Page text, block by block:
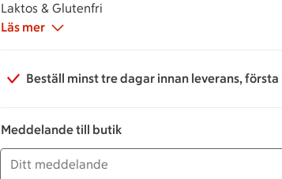
Laktos & Glutenfri
Läs mer
Beställ minst tre dagar innan leverans,
Meddelande till butik